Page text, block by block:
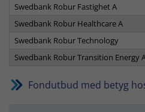
Swedbank Robur Fastighet A
Swedbank Robur Healthcare A
Swedbank Robur Technology
Swedbank Robur Transition Energy
Fondutbud med betyg